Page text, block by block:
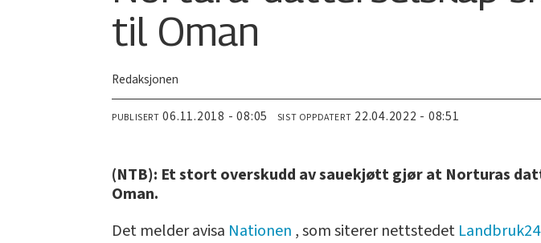
til Oman
Redaksjonen
PUBLISERT 06.11.2018 - 08:05 SIST OPPDATERT 22.04.2022 - 08:51
(NTB): Et stort overskudd av sauekjøtt gjør at Norturas
Oman.
Det melder avisa Nationen , som siterer nettstedet Landbruk24